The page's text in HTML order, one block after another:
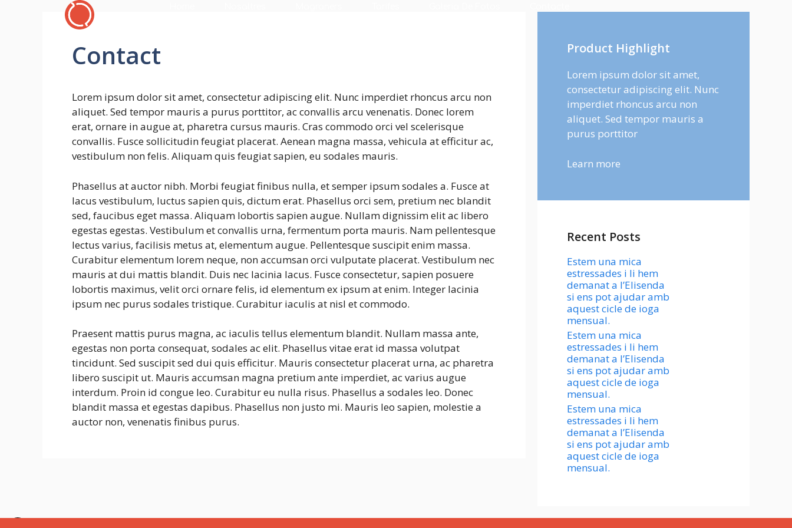
Contact
Lorem ipsum dolor sit amet, consectetur adipiscing elit. Nunc imperdiet rhoncus arcu non
aliquet. Sed tempor mauris a purus porttitor, ac convallis arcu venenatis. Donec lorem
erat, ornare in augue at, pharetra cursus mauris. Cras commodo orci vel scelerisque
convallis. Fusce sollicitudin feugiat placerat. Aenean magna massa, vehicula at efficitur ac,
vestibulum non felis. Aliquam quis feugiat sapien, eu sodales mauris.
Phasellus at auctor nibh. Morbi feugiat finibus nulla, et semper ipsum sodales a. Fusce at
lacus vestibulum, luctus sapien quis, dictum erat. Phasellus orci sem, pretium nec blandit
sed, faucibus eget massa. Aliquam lobortis sapien augue. Nullam dignissim elit ac libero
egestas egestas. Vestibulum et convallis urna, fermentum porta mauris. Nam pellentesque
lectus varius, facilisis metus at, elementum augue. Pellentesque suscipit enim massa.
Curabitur elementum lorem neque, non accumsan orci vulputate placerat. Vestibulum nec
mauris at dui mattis blandit. Duis nec lacinia lacus. Fusce consectetur, sapien posuere
lobortis maximus, velit orci ornare felis, id elementum ex ipsum at enim. Integer lacinia
ipsum nec purus sodales tristique. Curabitur iaculis at nisl et commodo.
Praesent mattis purus magna, ac iaculis tellus elementum blandit. Nullam massa ante,
egestas non porta consequat, sodales ac elit. Phasellus vitae erat id massa volutpat
tincidunt. Sed suscipit sed dui quis efficitur. Mauris consectetur placerat urna, ac pharetra
libero suscipit ut. Mauris accumsan magna pretium ante imperdiet, ac varius augue
interdum. Proin id congue leo. Curabitur eu nulla risus. Phasellus a sodales leo. Donec
blandit massa et egestas dapibus. Phasellus non justo mi. Mauris leo sapien, molestie a
auctor non, venenatis finibus purus.
Product Highlight
Lorem ipsum dolor sit amet,
consectetur adipiscing elit. Nunc
imperdiet rhoncus arcu non
aliquet. Sed tempor mauris a
purus porttitor
Learn more
Recent Posts
Estem una mica
estressades i li hem
demanat a l’Elisenda
si ens pot ajudar amb
aquest cicle de ioga
mensual.
Estem una mica
estressades i li hem
demanat a l’Elisenda
si ens pot ajudar amb
aquest cicle de ioga
mensual.
Estem una mica
estressades i li hem
demanat a l’Elisenda
si ens pot ajudar amb
aquest cicle de ioga
mensual.